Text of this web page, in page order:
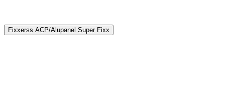
Fixxerss ACP/Alupanel Super Fixx